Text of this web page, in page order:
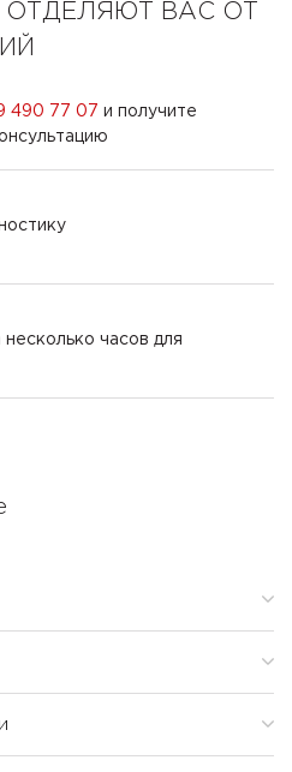
ВАС ОТ
490 77 07 и получите
часов для